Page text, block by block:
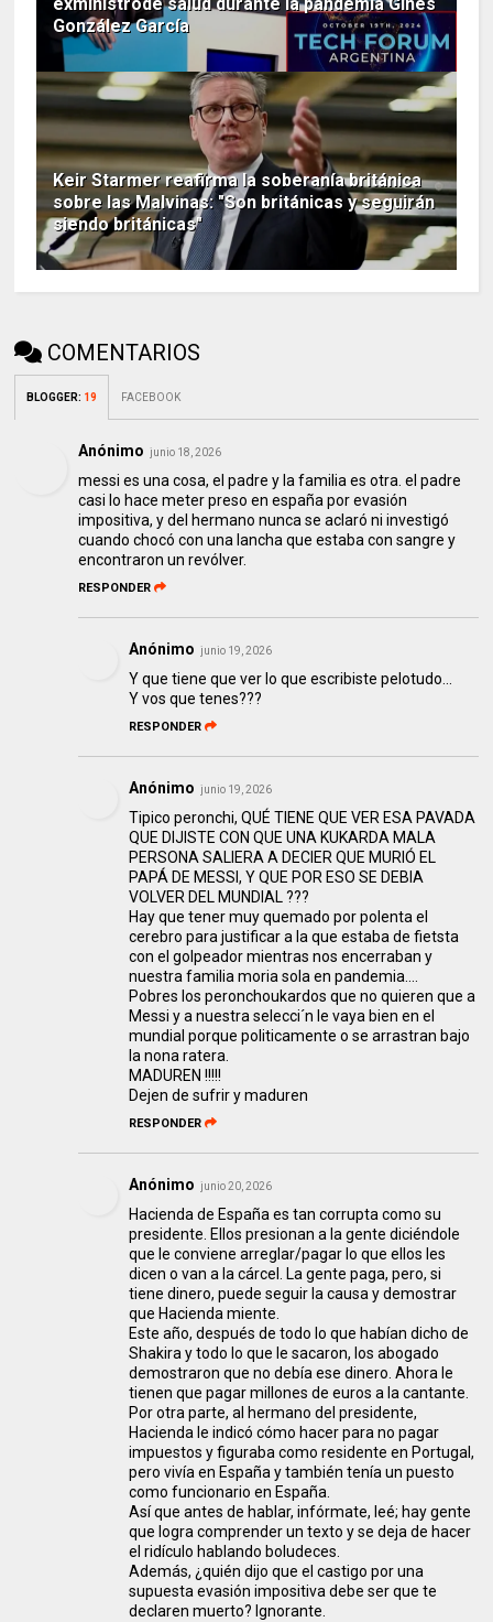
González García
Keir Starmer reafirma la soberanía británica
sobre las Malvinas: "Son británicas y seguirán
siendo británicas"
COMENTARIOS
BLOGGER: 19 FACEBOOK
Anónimo junio 18, 2026
messi es una cosa, el padre y la familia es otra. el padre
casi lo hace meter preso en españa por evasión
impositiva, y del hermano nunca se aclaró ni investigó
cuando chocó con una lancha que estaba con sangre y
encontraron un revólver.
RESPONDER
Anónimo junio 19, 2026
Y que tiene que ver lo que escribiste pelotudo...
Y vos que tenes???
RESPONDER
Anónimo junio 19, 2026
Tipico peronchi, QUÉ TIENE QUE VER ESA PAVADA
QUE DIJISTE CON QUE UNA KUKARDA MALA
PERSONA SALIERA A DECIER QUE MURIÓ EL
PAPÁ DE MESSI, Y QUE POR ESO SE DEBIA
VOLVER DEL MUNDIAL ???
Hay que tener muy quemado por polenta el
cerebro para justificar a la que estaba de fietsta
con el golpeador mientras nos encerraban y
nuestra familia moria sola en pandemia....
Pobres los peronchoukardos que no quieren que a
Messi y a nuestra selecci´n le vaya bien en el
mundial porque politicamente o se arrastran bajo
la nona ratera.
MADUREN !!!!!
Dejen de sufrir y maduren
RESPONDER
Anónimo junio 20, 2026
Hacienda de España es tan corrupta como su
presidente. Ellos presionan a la gente diciéndole
que le conviene arreglar/pagar lo que ellos les
dicen o van a la cárcel. La gente paga, pero, si
tiene dinero, puede seguir la causa y demostrar
que Hacienda miente.
Este año, después de todo lo que habían dicho de
Shakira y todo lo que le sacaron, los abogado
demostraron que no debía ese dinero. Ahora le
tienen que pagar millones de euros a la cantante.
Por otra parte, al hermano del presidente,
Hacienda le indicó cómo hacer para no pagar
impuestos y figuraba como residente en Portugal,
pero vivía en España y también tenía un puesto
como funcionario en España.
Así que antes de hablar, infórmate, leé; hay gente
que logra comprender un texto y se deja de hacer
el ridículo hablando boludeces.
Además, ¿quién dijo que el castigo por una
supuesta evasión impositiva debe ser que te
declaren muerto? Ignorante.